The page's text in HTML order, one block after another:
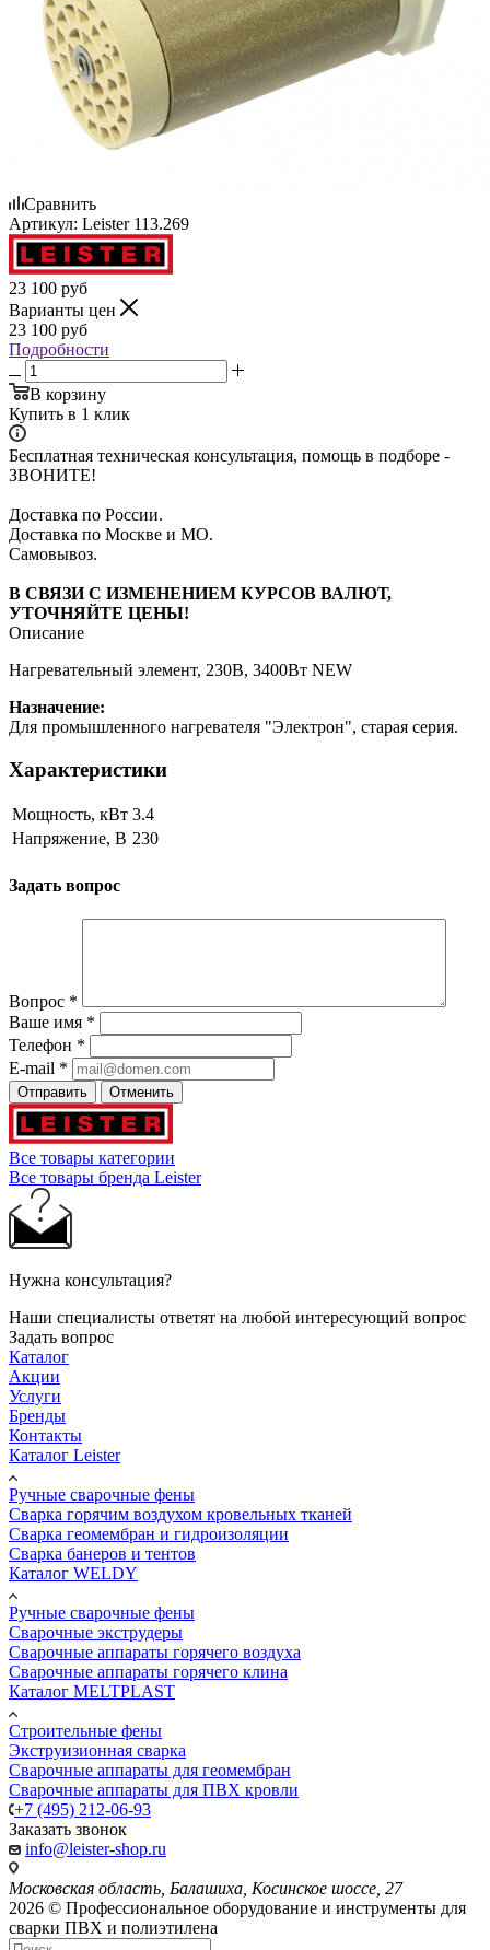
Сравнить
Артикул: Leister 113.269
23 100 руб
Варианты цен
23 100 руб
Подробности
В корзину
Купить в 1 клик
Бесплатная техническая консультация, помощь в подборе -
ЗВОНИТЕ!
Доставка по России.
Доставка по Москве и МО.
Самовывоз.
В СВЯЗИ С ИЗМЕНЕНИЕМ КУРСОВ ВАЛЮТ,
УТОЧНЯЙТЕ ЦЕНЫ!
Описание
Нагревательный элемент, 230В, 3400Вт NEW
Назначение:
Для промышленного нагревателя "Электрон", старая серия.
Характеристики
Мощность, кВт 3.4
Напряжение, В 230
Задать вопрос
Вопрос *
Ваше имя *
Телефон *
E-mail *
Отправить Отменить
Все товары категории
Все товары бренда Leister
Нужна консультация?
Наши специалисты ответят на любой интересующий вопрос
Задать вопрос
Каталог
Акции
Услуги
Бренды
Контакты
Каталог Leister
Ручные сварочные фены
Сварка горячим воздухом кровельных тканей
Сварка геомембран и гидроизоляции
Сварка банеров и тентов
Каталог WELDY
Ручные сварочные фены
Сварочные экструдеры
Сварочные аппараты горячего воздуха
Сварочные аппараты горячего клина
Каталог MELTPLAST
Строительные фены
Экструизионная сварка
Сварочные аппараты для геомембран
Сварочные аппараты для ПВХ кровли
+7 (495) 212-06-93
Заказать звонок
info@leister-shop.ru
Московская область, Балашиха, Косинское шоссе, 27
2026 © Профессиональное оборудование и инструменты для
сварки ПВХ и полиэтилена